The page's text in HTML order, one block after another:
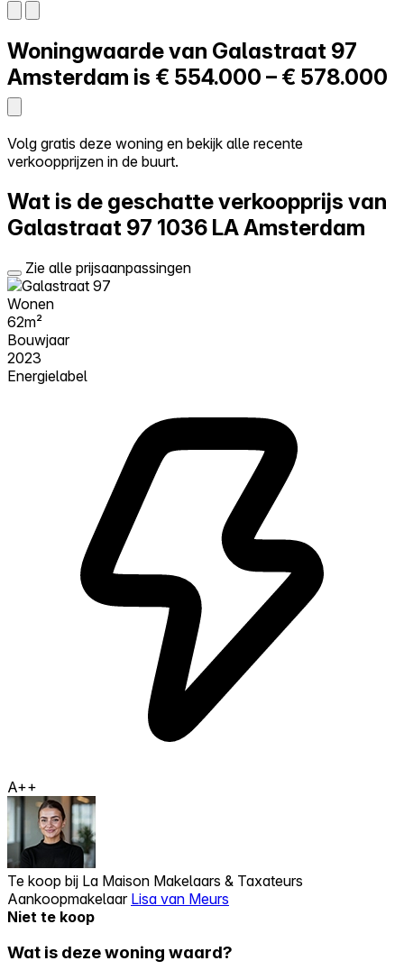
Zelf kopen
Alles-in-één
Reviews
Log in
Probeer Walter gratis
Woningwaarde van Galastraat 97
Amsterdam is € 554.000 – € 578.000
Volg gratis deze woning en bekijk alle recente
verkoopprijzen in de buurt.
Wat is de geschatte verkoopprijs van
Galastraat 97 1036 LA Amsterdam
Zie alle prijsaanpassingen
Wonen
62m²
Bouwjaar
2023
Energielabel
A++
Te koop bij La Maison Makelaars & Taxateurs
Aankoopmakelaar Lisa van Meurs
Niet te koop
Wat is deze woning waard?